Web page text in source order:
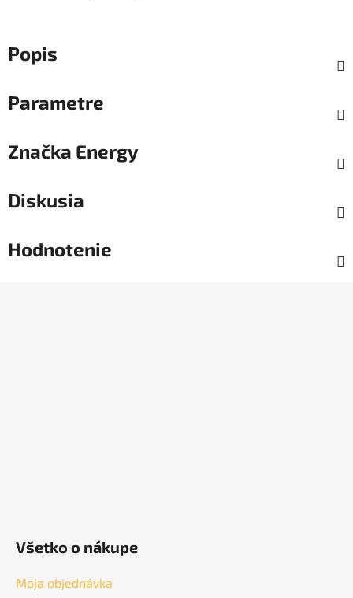
Popis
Parametre
Značka Energy
Diskusia
Hodnotenie
Všetko o nákupe
Moja objednávka